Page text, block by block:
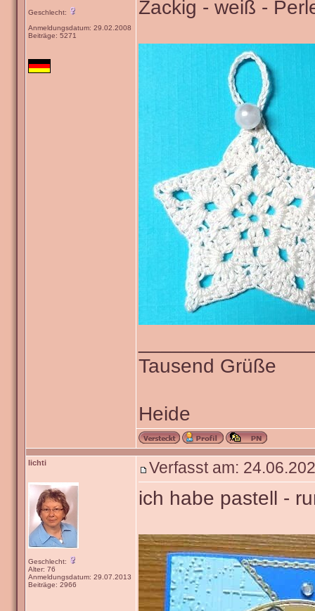
Geschlecht:
Anmeldungsdatum: 29.02.2008
Beiträge: 5271
Zackig - weiß -
Tausend Grüße
Heide
lichti
Geschlecht:
Alter: 76
Anmeldungsdatum: 29.07.2013
Beiträge: 2966
Verfasst am:
ich habe pastell -